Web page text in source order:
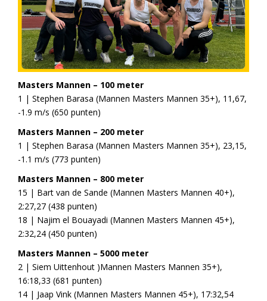
Masters Mannen – 100 meter
1 | Stephen Barasa (Mannen Masters Mannen 35+), 11,67,
-1.9 m/s (650 punten)
Masters Mannen – 200 meter
1 | Stephen Barasa (Mannen Masters Mannen 35+), 23,15,
-1.1 m/s (773 punten)
Masters Mannen – 800 meter
15 | Bart van de Sande (Mannen Masters Mannen 40+),
2:27,27 (438 punten)
18 | Najim el Bouayadi (Mannen Masters Mannen 45+),
2:32,24 (450 punten)
Masters Mannen – 5000 meter
2 | Siem Uittenhout )Mannen Masters Mannen 35+),
16:18,33 (681 punten)
14 | Jaap Vink (Mannen Masters Mannen 45+), 17:32,54